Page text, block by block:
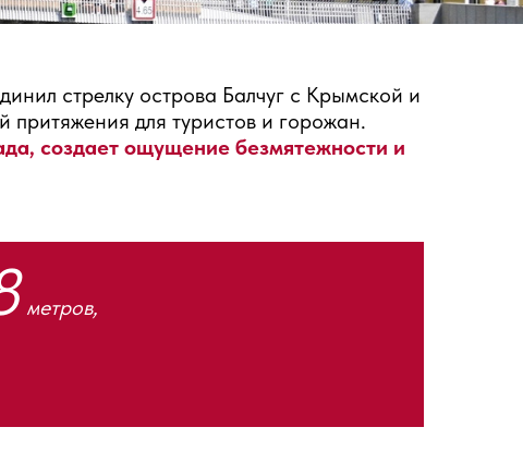
стрелку острова Балчуг с Крымской и
для туристов и горожан.
создает ощущение безмятежности и
метров,